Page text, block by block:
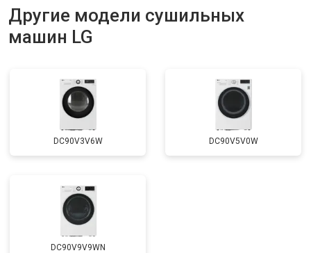
Другие модели сушильных
машин LG
DC90V3V6W DC90V5V0W
DC90V9V9WN